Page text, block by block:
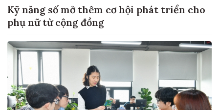
Kỹ năng số mở thêm cơ hội phát triển cho
phụ nữ từ cộng đồng